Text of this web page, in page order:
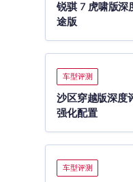
锐骐 7 虎啸版深
途版
车型评测
沙区穿越版深度
强化配置
车型评测